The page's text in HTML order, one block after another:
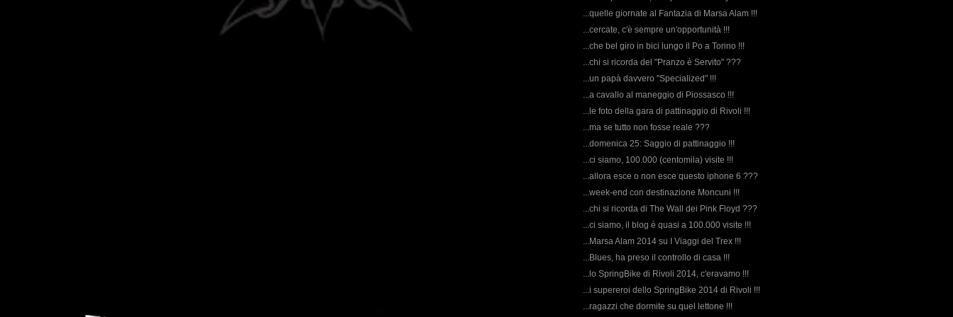
...quelle giornate al Fantazia di Marsa Alam !!!
...cercate, c'è sempre un'opportunità !!!
...che bel giro in bici lungo il Po a Torino !!!
...chi si ricorda del "Pranzo è Servito" ???
...un papà davvero "Specialized" !!!
...a cavallo al maneggio di Piossasco !!!
...le foto della gara di pattinaggio di Rivoli !!!
...ma se tutto non fosse reale ???
...domenica 25: Saggio di pattinaggio !!!
...ci siamo, 100.000 (centomila) visite !!!
...allora esce o non esce questo iphone 6 ???
...week-end con destinazione Moncuni !!!
...chi si ricorda di The Wall dei Pink Floyd ???
...ci siamo, il blog è quasi a 100.000 visite !!!
...Marsa Alam 2014 su I Viaggi del Trex !!!
...Blues, ha preso il controllo di casa !!!
...lo SpringBike di Rivoli 2014, c'eravamo !!!
...i supereroi dello SpringBike 2014 di Rivoli !!!
...ragazzi che dormite su quel lettone !!!